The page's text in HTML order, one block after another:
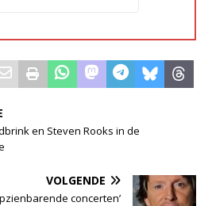
en Steven Rooks in de
VOLGENDE
concerten’